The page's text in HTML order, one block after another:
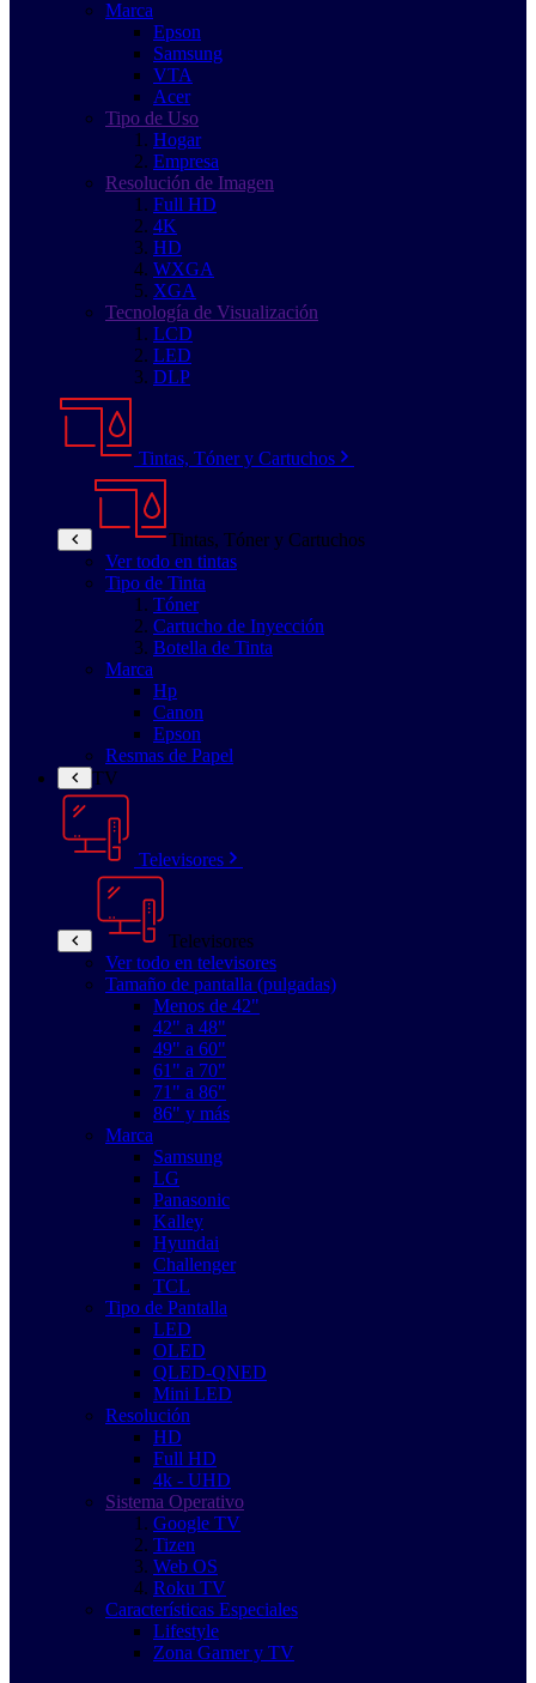
Marca
Epson
Samsung
VTA
Acer
Tipo de Uso
Hogar
Empresa
Resolución de Imagen
Full HD
4K
HD
WXGA
XGA
Tecnología de Visualización
LCD
LED
DLP
Tintas, Tóner y Cartuchos
Tintas, Tóner y Cartuchos
Ver todo en tintas
Tipo de Tinta
Tóner
Cartucho de Inyección
Botella de Tinta
Marca
Hp
Canon
Epson
Resmas de Papel
TV
Televisores
Televisores
Ver todo en televisores
Tamaño de pantalla (pulgadas)
Menos de 42"
42" a 48"
49" a 60"
61" a 70"
71" a 86"
86" y más
Marca
Samsung
LG
Panasonic
Kalley
Hyundai
Challenger
TCL
Tipo de Pantalla
LED
OLED
QLED-QNED
Mini LED
Resolución
HD
Full HD
4k - UHD
Sistema Operativo
Google TV
Tizen
Web OS
Roku TV
Características Especiales
Lifestyle
Zona Gamer y TV